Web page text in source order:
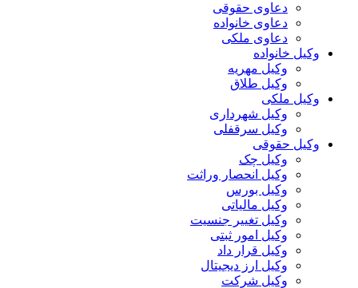
دعاوی حقوقی
دعاوی خانواده
دعاوی ملکی
وکیل خانواده
وکیل مهریه
وکیل طلاق
وکیل ملکی
وکیل شهرداری
وکیل سرقفلی
وکیل حقوقی
وکیل چک
وکیل انحصار وراثت
وکیل بورس
وکیل مالیاتی
وکیل تغییر جنسیت
وکیل امور ثبتی
وکیل قرار داد
وکیل ارز دیجیتال
وکیل شرکت